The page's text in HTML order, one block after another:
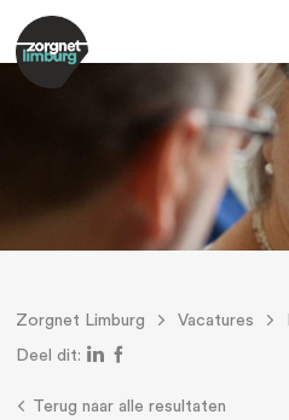
Zorgnet Limburg Vacatures
Deel dit:
Terug naar alle resultaten